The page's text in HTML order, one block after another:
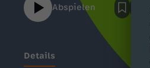
Abspielen
Details